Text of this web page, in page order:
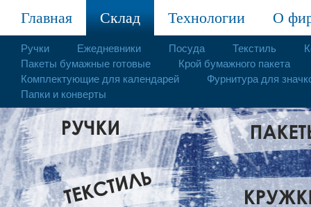
Главная Склад Технологии О
Ручки Ежедневники Посуда Текстиль
Пакеты бумажные готовые
Крой бумажного пакета
Комплектующие для календарей
Фурнитура для
Папки и конверты